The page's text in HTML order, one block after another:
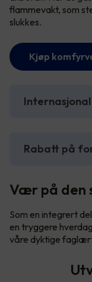
flammevakt, som
slukkes.
Kjøp
Rabatt på
Vær på den
Som en integrert
en tryggere
våre dyktige